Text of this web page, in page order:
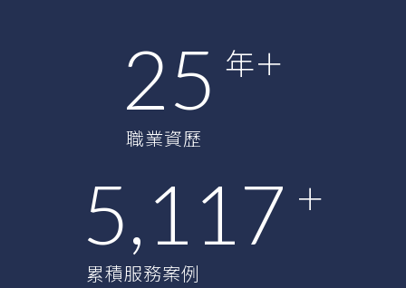
25 年＋
職業資歷
5,139 ＋
累積服務案例